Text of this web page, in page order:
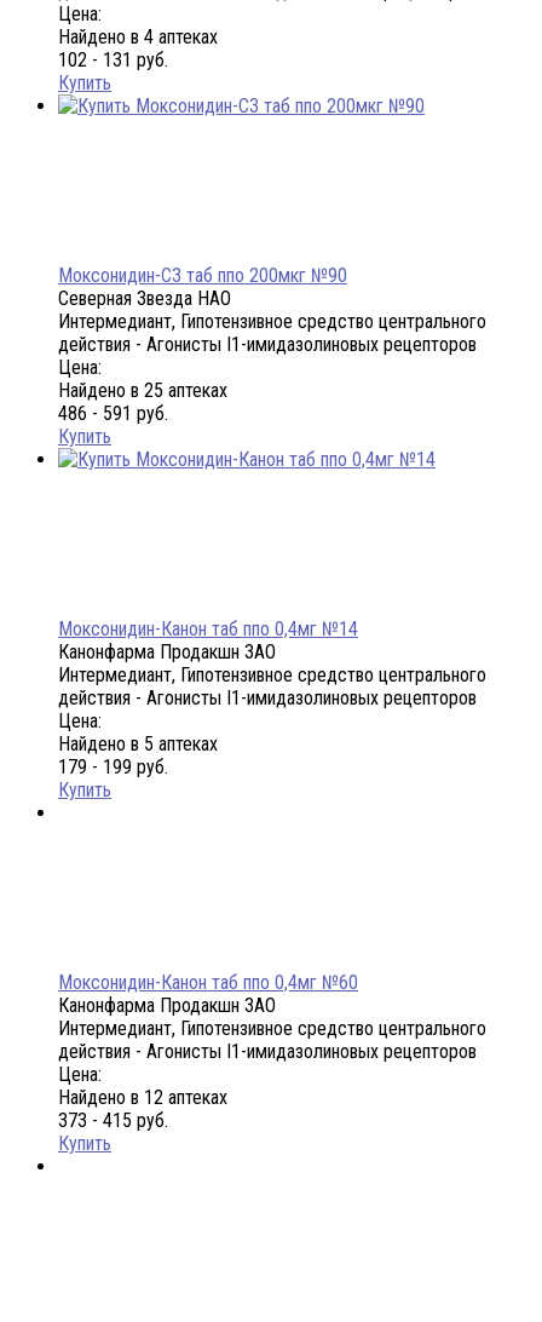
Цена:
Найдено в 4 аптеках
102 - 131 руб.
Купить
Моксонидин-СЗ таб ппо 200мкг №90
Северная Звезда НАО
Интермедиант, Гипотензивное средство центрального
действия - Агонисты I1-имидазолиновых рецепторов
Цена:
Найдено в 25 аптеках
486 - 591 руб.
Купить
Моксонидин-Канон таб ппо 0,4мг №14
Канонфарма Продакшн ЗАО
Интермедиант, Гипотензивное средство центрального
действия - Агонисты I1-имидазолиновых рецепторов
Цена:
Найдено в 5 аптеках
179 - 199 руб.
Купить
Моксонидин-Канон таб ппо 0,4мг №60
Канонфарма Продакшн ЗАО
Интермедиант, Гипотензивное средство центрального
действия - Агонисты I1-имидазолиновых рецепторов
Цена:
Найдено в 12 аптеках
373 - 415 руб.
Купить